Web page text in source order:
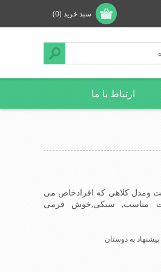
سبد خرید (0)
ارتباط با ما
ومدل کلاهی که افرادخاص می
مناسب, سبکی,خوش فرمی
پیشنهاد به دوستان